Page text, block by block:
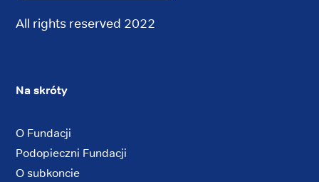
All rights reserved 2022
Na skróty
O Fundacji
Podopieczni Fundacji
O subkoncie